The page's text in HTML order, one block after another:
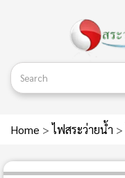
Home > ไฟสระว่ายน้ำ >